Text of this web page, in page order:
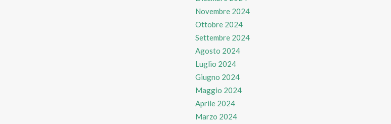
Novembre 2024
Ottobre 2024
Settembre 2024
Agosto 2024
Luglio 2024
Giugno 2024
Maggio 2024
Aprile 2024
Marzo 2024